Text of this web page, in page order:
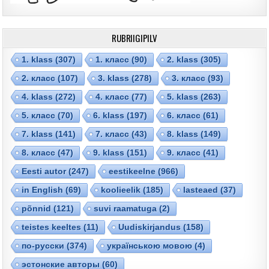
RUBRIIGIPILV
1. klass (307) 1. класс (90) 2. klass (305)
2. класс (107) 3. klass (278) 3. класс (93)
4. klass (272) 4. класс (77) 5. klass (263)
5. класс (70) 6. klass (197) 6. класс (61)
7. klass (141) 7. класс (43) 8. klass (149)
8. класс (47) 9. klass (151) 9. класс (41)
Eesti autor(247) eestikeelne (966)
in English (69) koolieelik (185) lasteaed (37)
põnnid (121) suvi raamatuga (2)
teistes keeltes (11) Uudiskirjandus (158)
по-русски (374) українською мовою (4)
эстонские авторы (60)